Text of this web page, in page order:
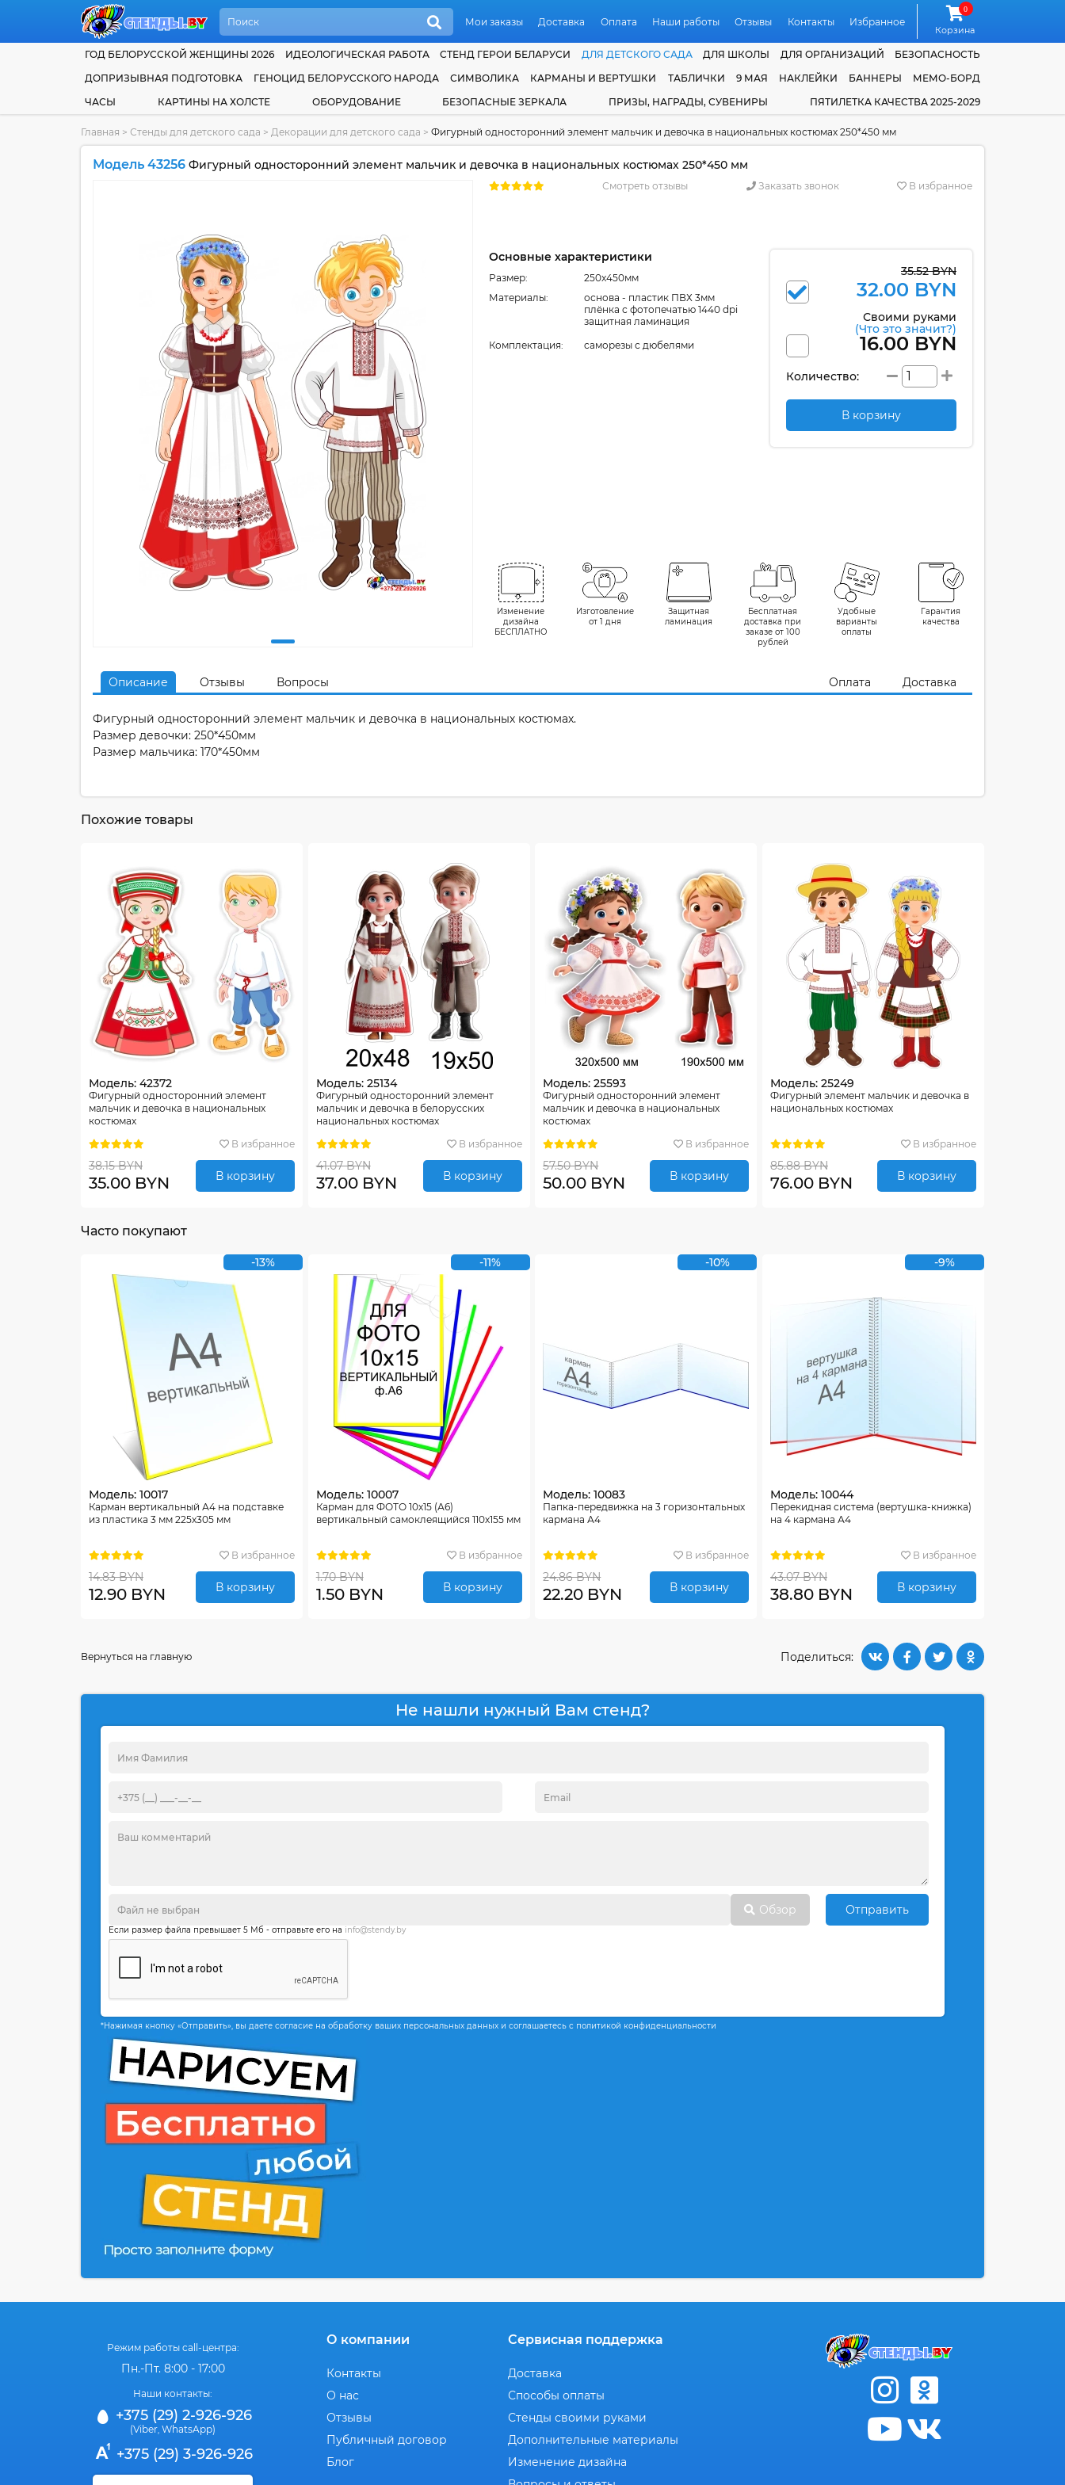
Мои заказы Доставка Оплата Наши работы Отзывы Контакты Избранное
0
Корзина
ГОД БЕЛОРУССКОЙ ЖЕНЩИНЫ 2026 ИДЕОЛОГИЧЕСКАЯ РАБОТА СТЕНД ГЕРОИ БЕЛАРУСИ ДЛЯ ДЕТСКОГО САДА ДЛЯ ШКОЛЫ ДЛЯ ОРГАНИЗАЦИЙ
БЕЗОПАСНОСТЬ
ДОПРИЗЫВНАЯ ПОДГОТОВКА
ГЕНОЦИД БЕЛОРУССКОГО НАРОДА СИМВОЛИКА КАРМАНЫ И ВЕРТУШКИ ТАБЛИЧКИ 9 МАЯ НАКЛЕЙКИ БАННЕРЫ
МЕМО-БОРД
ЧАСЫ
КАРТИНЫ НА ХОЛСТЕ ОБОРУДОВАНИЕ БЕЗОПАСНЫЕ ЗЕРКАЛА ПРИЗЫ, НАГРАДЫ, СУВЕНИРЫ ПЯТИЛЕТКА КАЧЕСТВА 2025-2029
Главная > Стенды для детского сада > Декорации для детского сада > Фигурный односторонний элемент мальчик и девочка в национальных костюмах 250*450 мм
Модель 43256 Фигурный односторонний элемент мальчик и девочка в национальных костюмах 250*450 мм
Смотреть отзывы Заказать звонок В избранное
Основные характеристики
Размер:
250x450мм
Материалы:
основа - пластик ПВХ 3мм
плёнка с фотопечатью 1440 dpi
защитная ламинация
Комплектация:
cаморезы с дюбелями
35.52 BYN
32.00 BYN
Своими руками
(Что это значит?)
16.00 BYN
Количество:
В корзину
Изменение
дизайна
БЕСПЛАТНО
Изготовление
от 1 дня
Защитная
ламинация
Бесплатная
доставка при
заказе от 100
рублей
Удобные
варианты
оплаты
Гарантия
качества
Описание Отзывы Вопросы Оплата Доставка
Фигурный односторонний элемент мальчик и девочка в национальных костюмах.
Размер девочки: 250*450мм
Размер мальчика: 170*450мм
Похожие товары
Модель: 42372
Фигурный односторонний элемент
мальчик и девочка в национальных
костюмах
В избранное
38.15 BYN
35.00 BYN В корзину
Модель: 25134
Фигурный односторонний элемент
мальчик и девочка в белорусских
национальных костюмах
В избранное
41.07 BYN
37.00 BYN В корзину
Модель: 25593
Фигурный односторонний элемент
мальчик и девочка в национальных
костюмах
В избранное
57.50 BYN
50.00 BYN В корзину
Модель: 25249
Фигурный элемент мальчик и девочка в
национальных костюмах
В избранное
85.88 BYN
76.00 BYN В корзину
Часто покупают
-13%
Модель: 10017
Карман вертикальный А4 на подставке
из пластика 3 мм 225х305 мм
В избранное
14.83 BYN
12.90 BYN В корзину
-11%
Модель: 10007
Карман для ФОТО 10х15 (А6)
вертикальный самоклеящийся 110х155 мм
В избранное
1.70 BYN
1.50 BYN В корзину
-10%
Модель: 10083
Папка-передвижка на 3 горизонтальных
кармана А4
В избранное
24.86 BYN
22.20 BYN В корзину
-9%
Модель: 10044
Перекидная система (вертушка-книжка)
на 4 кармана А4
В избранное
43.07 BYN
38.80 BYN В корзину
Поделиться:
Вернуться на главную
Не нашли нужный Вам стенд?
Обзор Отправить
Если размер файла превышает 5 Мб - отправьте его на info@stendy.by
*Нажимая кнопку «Отправить», вы даете согласие на обработку ваших персональных данных и соглашаетесь с политикой конфиденциальности
Режим работы call-центра:
Пн.-Пт. 8:00 - 17:00
Наши контакты:
+375 (29) 2-926-926
(Viber, WhatsApp)
+375 (29) 3-926-926
О компании
Контакты
О нас
Отзывы
Публичный договор
Блог
Сервисная поддержка
Доставка
Способы оплаты
Стенды своими руками
Дополнительные материалы
Изменение дизайна